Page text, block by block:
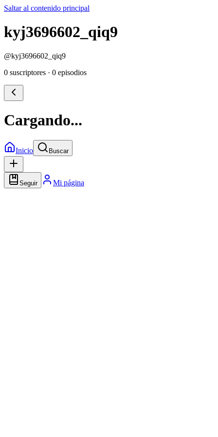
Saltar al contenido principal
kyj3696602_qiq9
@kyj3696602_qiq9
0 suscriptores · 0 episodios
Cargando...
Inicio Buscar
Seguir Mi página